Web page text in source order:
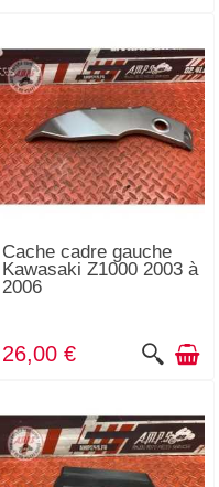
Cache cadre gauche
Kawasaki Z1000 2003 à
2006
26,00 €